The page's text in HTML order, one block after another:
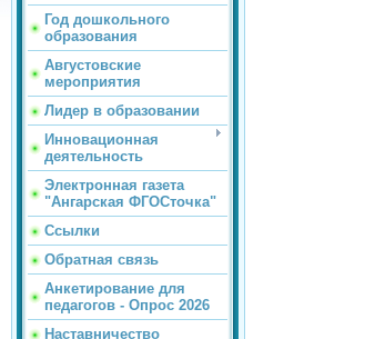
Год дошкольного
образования
Августовские
мероприятия
Лидер в образовании
Инновационная
деятельность
Электронная газета
"Ангарская ФГОСточка"
Ссылки
Обратная связь
Анкетирование для
педагогов - Опрос 2026
Наставничество